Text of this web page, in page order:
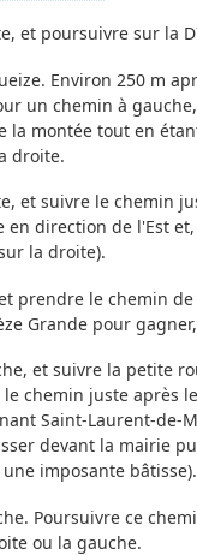
et poursuivre sur la
Environ 250 m
un chemin à
la montée tout en
droite.
et suivre le chemin
en direction de l'Est
la droite).
prendre le chemin
Grande pour
et suivre la petite
le chemin juste après
Saint-Laurent-de-
devant la mairie
imposante
Poursuivre ce
ou la gauche.